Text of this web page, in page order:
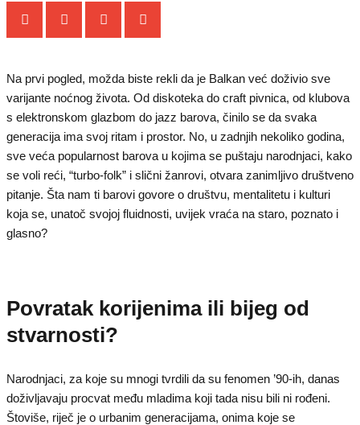
Na prvi pogled, možda biste rekli da je Balkan već doživio sve
varijante noćnog života. Od diskoteka do craft pivnica, od klubova
s elektronskom glazbom do jazz barova, činilo se da svaka
generacija ima svoj ritam i prostor. No, u zadnjih nekoliko godina,
sve veća popularnost barova u kojima se puštaju narodnjaci, kako
se voli reći, “turbo-folk” i slični žanrovi, otvara zanimljivo društveno
pitanje. Šta nam ti barovi govore o društvu, mentalitetu i kulturi
koja se, unatoč svojoj fluidnosti, uvijek vraća na staro, poznato i
glasno?
Povratak korijenima ili bijeg od
stvarnosti?
Narodnjaci, za koje su mnogi tvrdili da su fenomen ’90-ih, danas
doživljavaju procvat među mladima koji tada nisu bili ni rođeni.
Štoviše, riječ je o urbanim generacijama, onima koje se